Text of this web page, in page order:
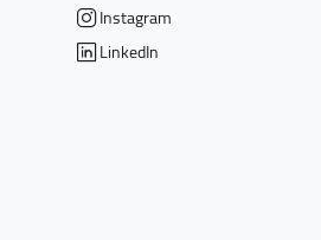
Instagram
LinkedIn